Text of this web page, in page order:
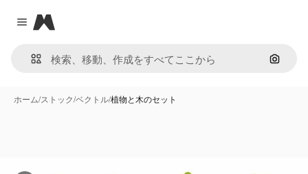
Close menu
Magnific
画像で
ホーム/ストック/ベクトル/植物と木のセット